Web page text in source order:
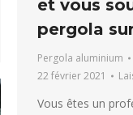
et vous
pergola
Pergola aluminium
22 février 2021
Vous êtes un